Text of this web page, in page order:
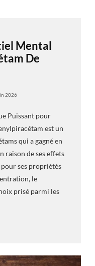
Mental
De
2026
Puissant pour
est un
qui a gagné en
raison de ses effets
ses propriétés
le
prisé parmi les